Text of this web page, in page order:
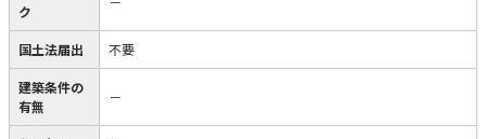
ク
国土法届出 不要
建築条件の
有無
－